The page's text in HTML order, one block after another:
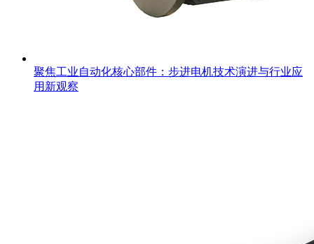
聚焦工业自动化核心部件：步进电机技术演进与行业应
用新观察